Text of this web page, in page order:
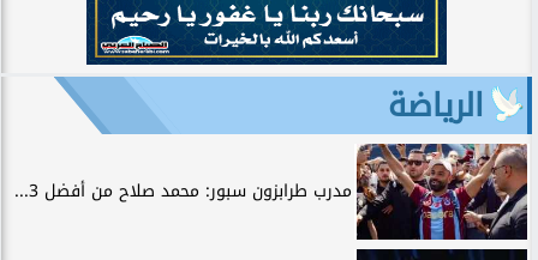
الرياضة
مدرب طرابزون سبور: محمد صلاح من أفضل 3...